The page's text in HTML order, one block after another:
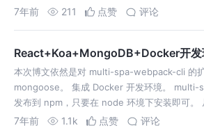
到两层嵌套的循环语句？为什么两层循环语句的
7年前 211 点赞 评论
React+Koa+MongoDB+Docker开发
本次博文依然是对 multi-spa-webpack-cli 的
mongoose。 集成 Docker 开发环境。
发布到 npm，只要在 node 环境下安装即可。
出，Docker 只需要…
7年前 1.1k 点赞 评论